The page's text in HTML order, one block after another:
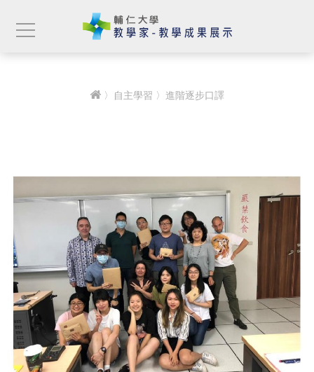
〉 自主學習 〉進階逐步口譯